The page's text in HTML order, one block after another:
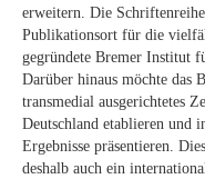
erweitern. Die Schriftenreihe
Publikationsort für die
gegründete Bremer Institut
Darüber hinaus möchte das
transmedial ausgerichtetes
Deutschland etablieren und
Ergebnisse präsentieren.
deshalb auch ein